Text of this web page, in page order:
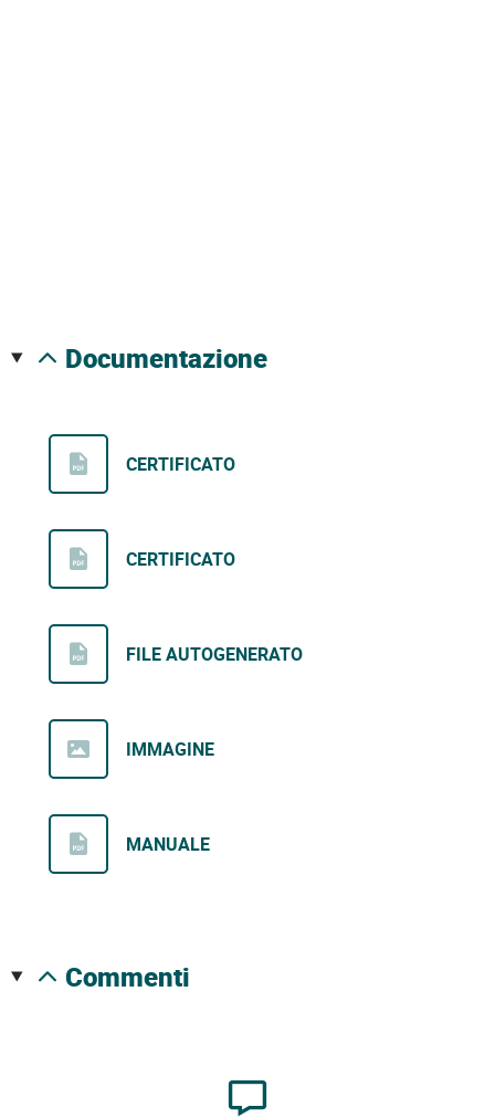
documentazione
CERTIFICATO
CERTIFICATO
FILE AUTOGENERATO
IMMAGINE
MANUALE
commenti